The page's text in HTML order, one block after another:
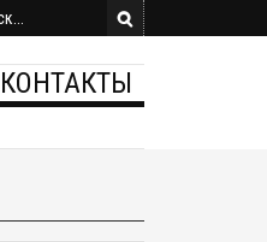
КОНТАКТЫ